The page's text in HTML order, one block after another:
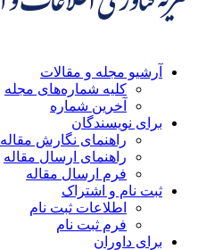
آرشیو مجله و مقالات
کلیه شماره‌های مجله
آخرین شماره
برای نویسندگان
راهنمای نگارش مقاله
راهنمای ارسال مقاله
فرم ارسال مقاله
ثبت نام و اشتراک
اطلاعات ثبت نام
فرم ثبت نام
برای داوران